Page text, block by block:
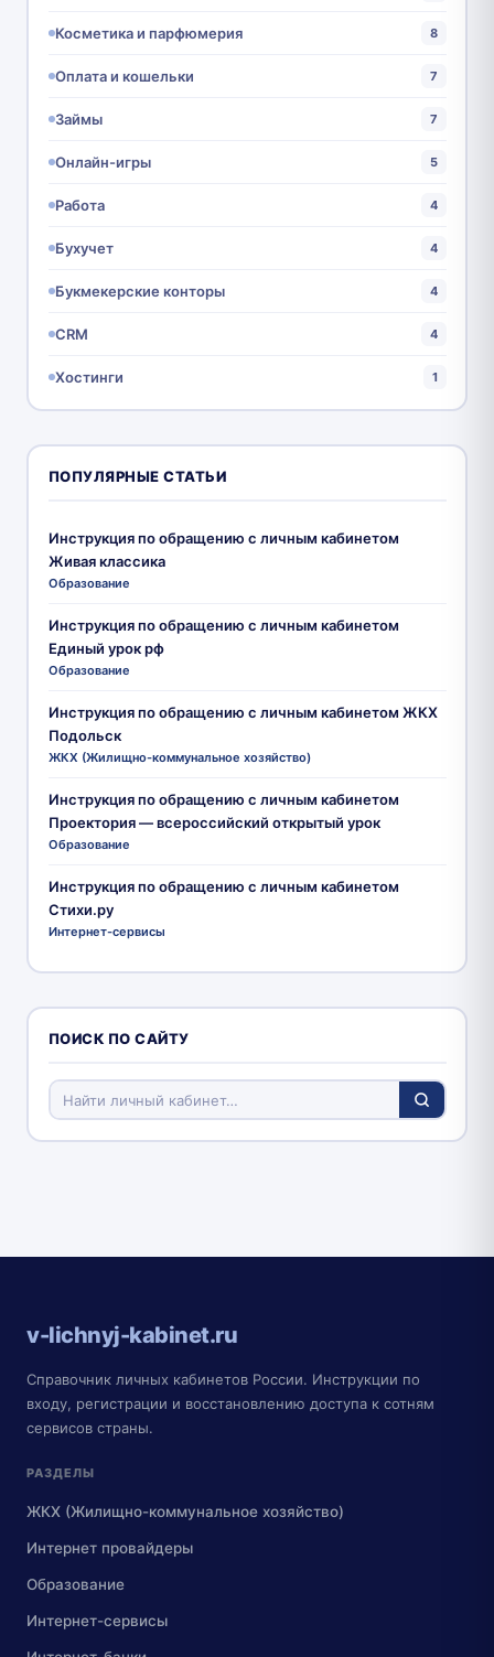
Косметика и парфюмерия 8
Оплата и кошельки 7
Займы 7
Онлайн-игры 5
Работа 4
Бухучет 4
Букмекерские конторы 4
CRM 4
Хостинги 1
ПОПУЛЯРНЫЕ СТАТЬИ
Инструкция по обращению с личным кабинетом
Живая классика
Образование
Инструкция по обращению с личным кабинетом
Единый урок рф
Образование
Инструкция по обращению с личным кабинетом ЖКХ
Подольск
ЖКХ (Жилищно-коммунальное хозяйство)
Инструкция по обращению с личным кабинетом
Проектория — всероссийский открытый урок
Образование
Инструкция по обращению с личным кабинетом
Стихи.ру
Интернет-сервисы
ПОИСК ПО САЙТУ
v-lichnyj-kabinet.ru
Справочник личных кабинетов России. Инструкции по
входу, регистрации и восстановлению доступа к сотням
сервисов страны.
РАЗДЕЛЫ
ЖКХ (Жилищно-коммунальное хозяйство)
Интернет провайдеры
Образование
Интернет-сервисы